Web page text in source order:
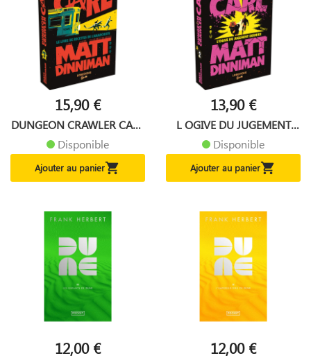
15,90 €
DUNGEON CRAWLER CARL
Disponible
Ajouter au panier
13,90 €
L OGIVE DU JUGEMENT
Disponible
Ajouter au panier
12,00 € 12,00 €